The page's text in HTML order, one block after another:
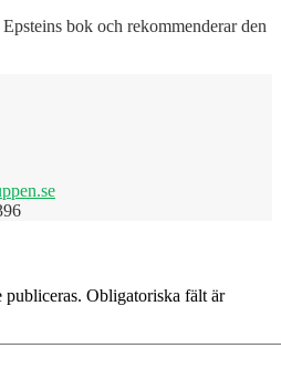
bok och rekommenderar den
publiceras. Obligatoriska fält är